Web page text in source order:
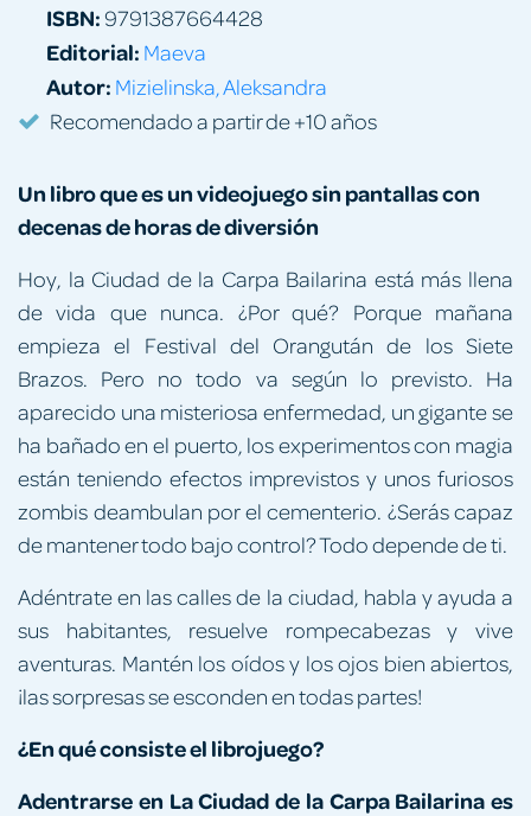
Un libro que es un videojuego sin pantallas con
decenas de horas de diversión
Hoy, la Ciudad de la Carpa Bailarina está más llena
de vida que nunca. ¿Por qué? Porque mañana
empieza el Festival del Orangután de los Siete
Brazos. Pero no todo va según lo previsto. Ha
aparecido una misteriosa enfermedad, un gigante se
ha bañado en el puerto, los experimentos con magia
están teniendo efectos imprevistos y unos furiosos
zombis deambulan por el cementerio. ¿Serás capaz
de mantener todo bajo control? Todo depende de ti.
Adéntrate en las calles de la ciudad, habla y ayuda a
sus habitantes, resuelve rompecabezas y vive
aventuras. Mantén los oídos y los ojos bien abiertos,
¡las sorpresas se esconden en todas partes!
¿En qué consiste el librojuego?
Adentrarse en La Ciudad de la Carpa Bailarina es
ISBN:9791387664428
Editorial: Maeva
Autor: Mizielinska, Aleksandra
Recomendado a partir de +10 años